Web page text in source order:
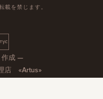
を禁じます。
作成 —
店 «Artus»